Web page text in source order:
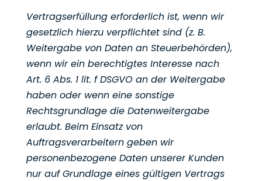
Vertragserfüllung erforderlich ist, wenn wir
gesetzlich hierzu verpflichtet sind (z. B.
Weitergabe von Daten an Steuerbehörden),
wenn wir ein berechtigtes Interesse nach
Art. 6 Abs. 1 lit. f DSGVO an der Weitergabe
haben oder wenn eine sonstige
Rechtsgrundlage die Datenweitergabe
erlaubt. Beim Einsatz von
Auftragsverarbeitern geben wir
personenbezogene Daten unserer Kunden
nur auf Grundlage eines gültigen Vertrags